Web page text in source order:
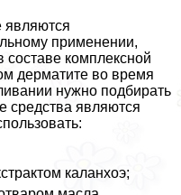
являются
применении,
составе комплексной
дерматите во время
нужно подбирать
средства являются
каланхоэ;